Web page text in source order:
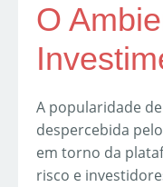
O
A popularidade
despercebida
em torno da
risco e